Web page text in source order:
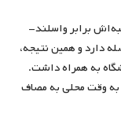
برابر واسلند-
فاصله دارد و همین نتیجه،
به همراه داشت.
جمعه از ساعت ۱۹:۳۰ دقیقه به وقت محلی به مصاف